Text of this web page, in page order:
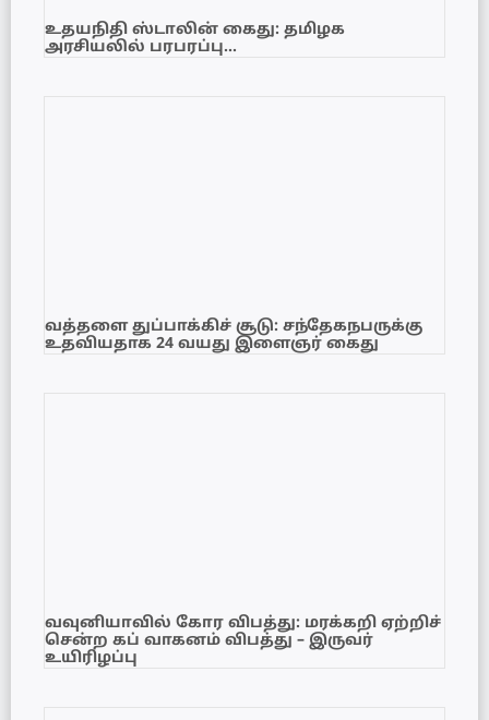
உதயநிதி ஸ்டாலின் கைது: தமிழக
அரசியலில் பரபரப்பு…
வத்தளை துப்பாக்கிச் சூடு: சந்தேகநபருக்கு
உதவியதாக 24 வயது இளைஞர் கைது
வவுனியாவில் கோர விபத்து: மரக்கறி ஏற்றிச்
சென்ற கப் வாகனம் விபத்து – இருவர்
உயிரிழப்பு